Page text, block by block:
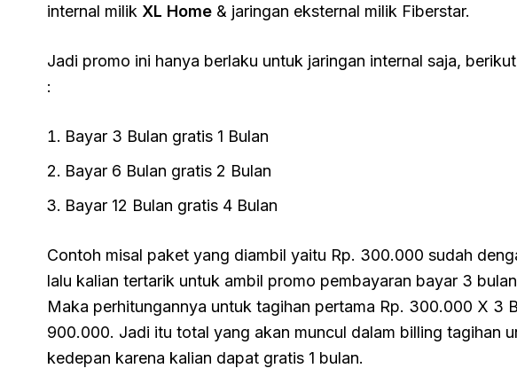
internal milik XL Home & jaringan eksternal milik Fiberstar.
Jadi promo ini hanya berlaku untuk jaringan internal saja,
:
Bayar 3 Bulan gratis 1 Bulan
Bayar 6 Bulan gratis 2 Bulan
Bayar 12 Bulan gratis 4 Bulan
Contoh misal paket yang diambil yaitu Rp. 300.000 sudah
lalu kalian tertarik untuk ambil promo pembayaran bayar 3
Maka perhitungannya untuk tagihan pertama Rp. 300.000 X 3
900.000. Jadi itu total yang akan muncul dalam billing tagihan
kedepan karena kalian dapat gratis 1 bulan.